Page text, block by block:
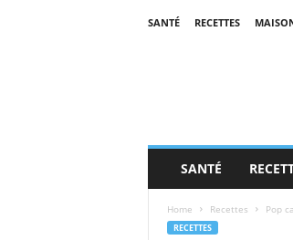
SANTÉ RECETTES
SANTÉ
Home Recettes Pop
RECETTES